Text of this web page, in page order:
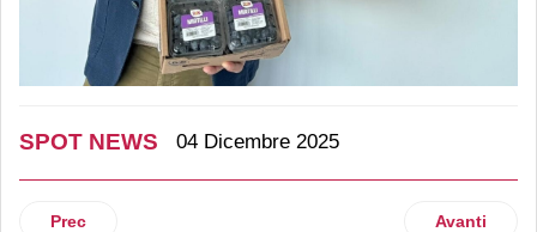
SPOT NEWS 04 Dicembre 2025
Articolo precedente: Lo yogurt greco di Olympus
Prec Articolo
Avanti